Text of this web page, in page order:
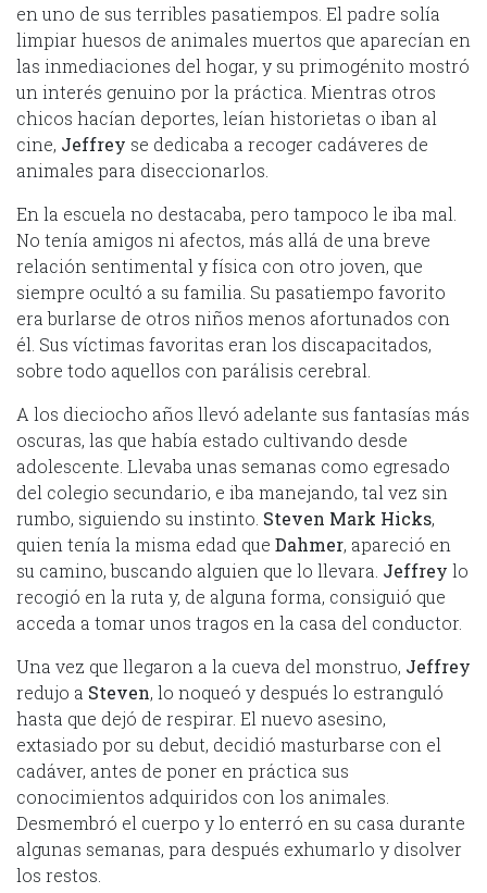
en uno de sus terribles pasatiempos. El padre solía
limpiar huesos de animales muertos que aparecían en
las inmediaciones del hogar, y su primogénito mostró
un interés genuino por la práctica. Mientras otros
chicos hacían deportes, leían historietas o iban al
cine, Jeffrey se dedicaba a recoger cadáveres de
animales para diseccionarlos.
En la escuela no destacaba, pero tampoco le iba mal.
No tenía amigos ni afectos, más allá de una breve
relación sentimental y física con otro joven, que
siempre ocultó a su familia. Su pasatiempo favorito
era burlarse de otros niños menos afortunados con
él. Sus víctimas favoritas eran los discapacitados,
sobre todo aquellos con parálisis cerebral.
A los dieciocho años llevó adelante sus fantasías más
oscuras, las que había estado cultivando desde
adolescente. Llevaba unas semanas como egresado
del colegio secundario, e iba manejando, tal vez sin
rumbo, siguiendo su instinto. Steven Mark Hicks,
quien tenía la misma edad que Dahmer, apareció en
su camino, buscando alguien que lo llevara. Jeffrey lo
recogió en la ruta y, de alguna forma, consiguió que
acceda a tomar unos tragos en la casa del conductor.
Una vez que llegaron a la cueva del monstruo, Jeffrey
redujo a Steven, lo noqueó y después lo estranguló
hasta que dejó de respirar. El nuevo asesino,
extasiado por su debut, decidió masturbarse con el
cadáver, antes de poner en práctica sus
conocimientos adquiridos con los animales.
Desmembró el cuerpo y lo enterró en su casa durante
algunas semanas, para después exhumarlo y disolver
los restos.